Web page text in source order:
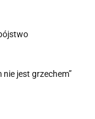
jest grzechem”